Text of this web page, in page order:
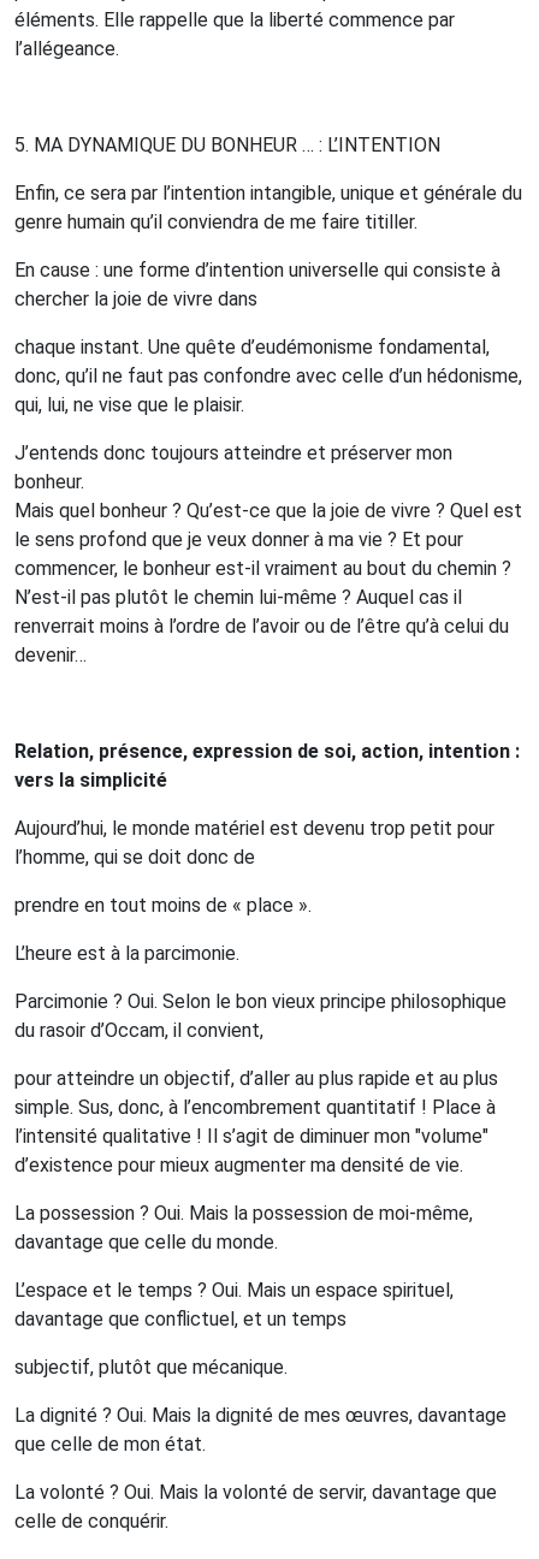
éléments. Elle rappelle que la liberté commence par
l’allégeance.
5. MA DYNAMIQUE DU BONHEUR … : L’INTENTION
Enfin, ce sera par l’intention intangible, unique et générale du
genre humain qu’il conviendra de me faire titiller.
En cause : une forme d’intention universelle qui consiste à
chercher la joie de vivre dans
chaque instant. Une quête d’eudémonisme fondamental,
donc, qu’il ne faut pas confondre avec celle d’un hédonisme,
qui, lui, ne vise que le plaisir.
J’entends donc toujours atteindre et préserver mon
bonheur.
Mais quel bonheur ? Qu’est-ce que la joie de vivre ? Quel est
le sens profond que je veux donner à ma vie ? Et pour
commencer, le bonheur est-il vraiment au bout du chemin ?
N’est-il pas plutôt le chemin lui-même ? Auquel cas il
renverrait moins à l’ordre de l’avoir ou de l’être qu’à celui du
devenir…
Relation, présence, expression de soi, action, intention :
vers la simplicité
Aujourd’hui, le monde matériel est devenu trop petit pour
l’homme, qui se doit donc de
prendre en tout moins de « place ».
L’heure est à la parcimonie.
Parcimonie ? Oui. Selon le bon vieux principe philosophique
du rasoir d’Occam, il convient,
pour atteindre un objectif, d’aller au plus rapide et au plus
simple. Sus, donc, à l’encombrement quantitatif ! Place à
l’intensité qualitative ! Il s’agit de diminuer mon "volume"
d’existence pour mieux augmenter ma densité de vie.
La possession ? Oui. Mais la possession de moi-même,
davantage que celle du monde.
L’espace et le temps ? Oui. Mais un espace spirituel,
davantage que conflictuel, et un temps
subjectif, plutôt que mécanique.
La dignité ? Oui. Mais la dignité de mes œuvres, davantage
que celle de mon état.
La volonté ? Oui. Mais la volonté de servir, davantage que
celle de conquérir.